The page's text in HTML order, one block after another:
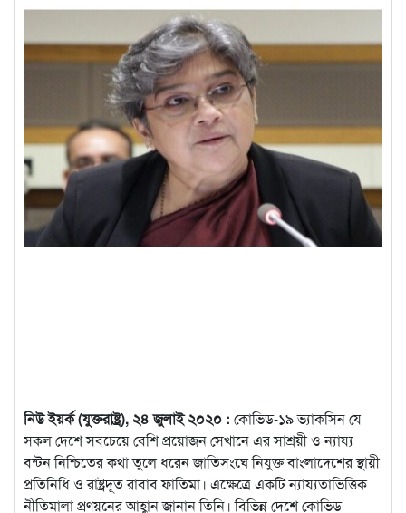
নিউ ইয়র্ক (যুক্তরাষ্ট্র), ২৪ জুলাই ২০২০ : কোভিড-১৯ ভ্যাকসিন যে
সকল দেশে সবচেয়ে বেশি প্রয়োজন সেখানে এর সাশ্রয়ী ও ন্যায্য
বন্টন নিশ্চিতের কথা তুলে ধরেন জাতিসংঘে নিযুক্ত বাংলাদেশের স্থায়ী
প্রতিনিধি ও রাষ্ট্রদূত রাবাব ফাতিমা। এক্ষেত্রে একটি ন্যায্যতাভিত্তিক
নীতিমালা প্রণয়নের আহ্বান জানান তিনি। বিভিন্ন দেশে কোভিড